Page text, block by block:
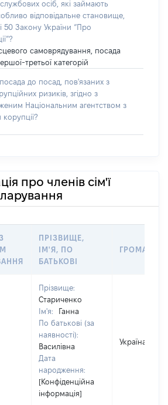
осіб, які займають
відповідальне становище,
50 Закону України “Про
самоврядування, посада
третьої категорій
до посад, пов'язаних з
ризиків, згідно з
Національним агентством з
про членів сім'ї
ПРІЗВИЩЕ,
ІМ'Я, ПО
БАТЬКОВІ
Прізвище:
Стариченко
Ім'я:
Ганна
По батькові (за
наявності):
Василівна
Дата
народження:
[Конфіденційна
інформація]
Україна